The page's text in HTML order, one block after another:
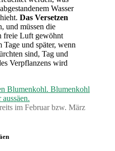
Wasser
Das Versetzen
und müssen die
freie Luft gewöhnt
Tage und später, wenn
sind, Tag und
Verpflanzens wird
im Februar bzw. März